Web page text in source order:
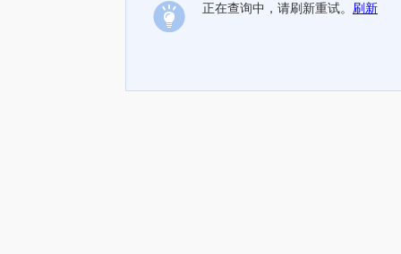
正在查询中，请刷新重试。 刷新